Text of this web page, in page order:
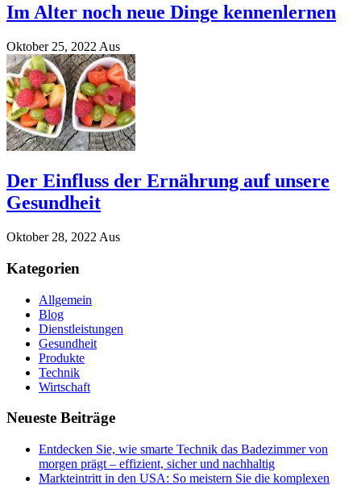
Im Alter noch neue Dinge kennenlernen
Oktober 25, 2022 Aus
Der Einfluss der Ernährung auf unsere
Gesundheit
Oktober 28, 2022 Aus
Kategorien
Allgemein
Blog
Dienstleistungen
Gesundheit
Produkte
Technik
Wirtschaft
Neueste Beiträge
Entdecken Sie, wie smarte Technik das Badezimmer von
morgen prägt – effizient, sicher und nachhaltig
Markteintritt in den USA: So meistern Sie die komplexen